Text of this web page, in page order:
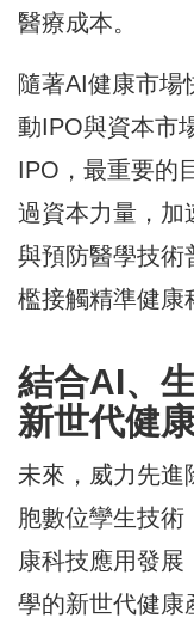
醫療成本。
隨著AI健康市場
動IPO與資本市
IPO，最重要的
過資本力量，加
與預防醫學技術
檻接觸精準健康
結合AI、
新世代健
未來，威力先進
胞數位孿生技術
康科技應用發展
學的新世代健康